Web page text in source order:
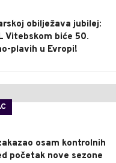
obilježava jubilej:
Vitebskom biće 50.
plavih u Evropi!
osam kontrolnih
početak nove sezone